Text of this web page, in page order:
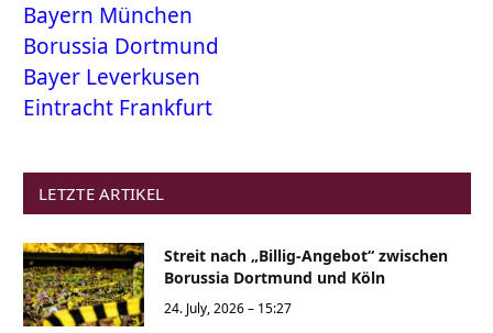
Bayern München
Borussia Dortmund
Bayer Leverkusen
Eintracht Frankfurt
LETZTE ARTIKEL
Streit nach „Billig-Angebot“ zwischen
Borussia Dortmund und Köln
24. July, 2026 – 15:27